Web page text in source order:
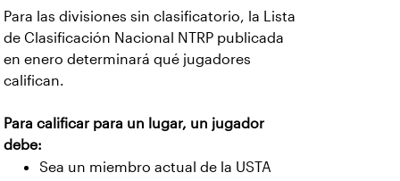
Para las divisiones sin clasificatorio, la Lista
de Clasificación Nacional NTRP publicada
en enero determinará qué jugadores
califican.
Para calificar para un lugar, un jugador
debe:
Sea un miembro actual de la USTA